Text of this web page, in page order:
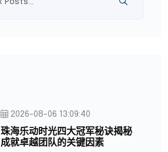
2026-08-06 13:09:40
珠海乐动时光四大冠军秘诀揭秘
成就卓越团队的关键因素